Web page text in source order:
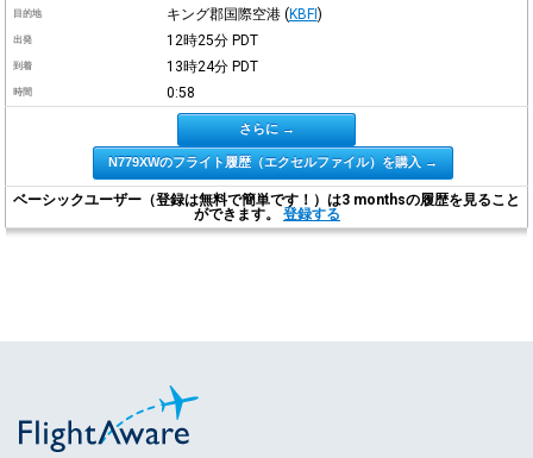
目的地 キング郡国際空港 (KBFI)
出発 12時25分 PDT
到着 13時24分 PDT
時間 0:58
さらに →
N779XWのフライト履歴（エクセルファイル）を購入 →
ベーシックユーザー（登録は無料で簡単です！）は3 monthsの履歴を見ること
ができます。 登録する